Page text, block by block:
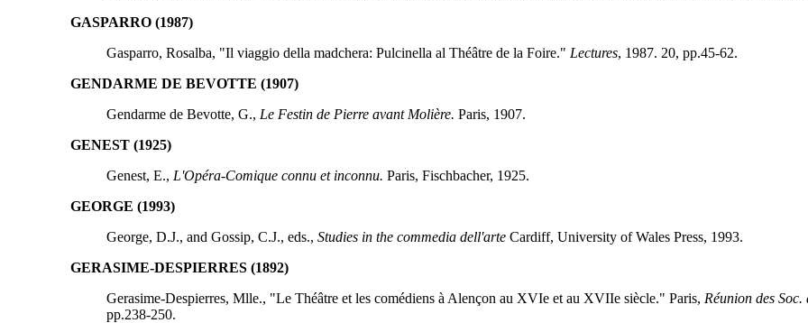
GASPARRO (1987)
Gasparro, Rosalba, "Il viaggio della madchera: Pulcinella al Théâtre de la Foire." Lectures, 1987. 20, pp.45-62.
GENDARME DE BEVOTTE (1907)
Gendarme de Bevotte, G., Le Festin de Pierre avant Molière. Paris, 1907.
GENEST (1925)
Genest, E., L'Opéra-Comique connu et inconnu. Paris, Fischbacher, 1925.
GEORGE (1993)
George, D.J., and Gossip, C.J., eds., Studies in the commedia dell'arteCardiff, University of Wales Press, 1993.
GERASIME-DESPIERRES (1892)
Gerasime-Despierres, Mlle., "Le Théâtre et les comédiens à Alençon au XVIe et au XVIIe siècle." Paris, Réunion des
pp.238-250.